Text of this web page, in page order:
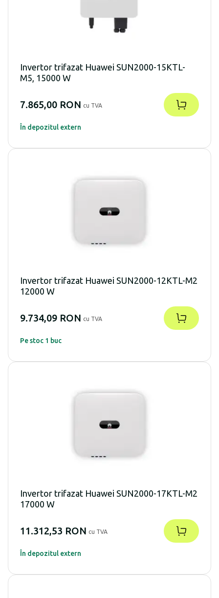
Invertor trifazat Huawei SUN2000-15KTL-
M5, 15000 W
7.865,00 RON cu TVA
În depozitul extern
Invertor trifazat Huawei SUN2000-12KTL-M2
12000 W
9.734,09 RON cu TVA
Pe stoc 1 buc
Invertor trifazat Huawei SUN2000-17KTL-M2
17000 W
11.312,53 RON cu TVA
În depozitul extern